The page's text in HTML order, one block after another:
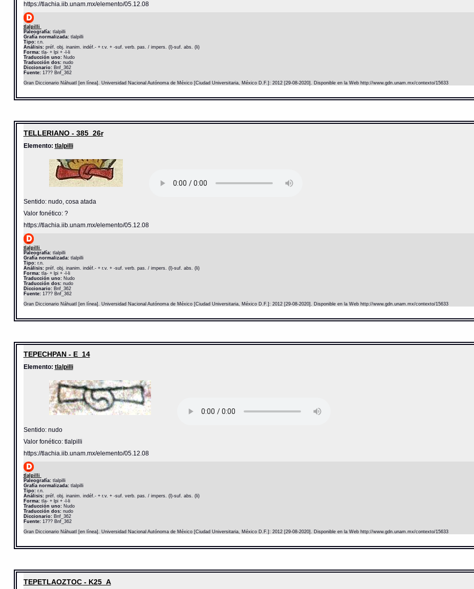
https://tlachia.iib.unam.mx/elemento/05.12.08
tlalpilli
Paleografía:tlalpilli
Grafía normalizada:tlalpilli
Tipo:r.n.
Análisis:préf. obj. inanim. indéf.- + r.v. + -suf. verb. pas. / impers. (l)-suf. abs. (li)
Forma:tla- + lpi + -l-li
Traducción uno:Nudo
Traducción dos:nudo
Diccionario: Bnf_362
Fuente:17?? Bnf_362
Gran Diccionario Náhuatl [en línea]. Universidad Nacional Autónoma de México [Ciudad Universitaria, México D.F.]: 2012 [29-08-2020]. Disponible en la Web http://www.gdn.unam.mx/contexto/15633
TELLERIANO - 385_26r
Elemento: tlalpilli
Sentido: nudo, cosa atada
Valor fonético: ?
https://tlachia.iib.unam.mx/elemento/05.12.08
tlalpilli
Paleografía:tlalpilli
Grafía normalizada:tlalpilli
Tipo:r.n.
Análisis:préf. obj. inanim. indéf.- + r.v. + -suf. verb. pas. / impers. (l)-suf. abs. (li)
Forma:tla- + lpi + -l-li
Traducción uno:Nudo
Traducción dos:nudo
Diccionario: Bnf_362
Fuente:17?? Bnf_362
Gran Diccionario Náhuatl [en línea]. Universidad Nacional Autónoma de México [Ciudad Universitaria, México D.F.]: 2012 [29-08-2020]. Disponible en la Web http://www.gdn.unam.mx/contexto/15633
TEPECHPAN - E_14
Elemento: tlalpilli
Sentido: nudo
Valor fonético: tlalpilli
https://tlachia.iib.unam.mx/elemento/05.12.08
tlalpilli
Paleografía:tlalpilli
Grafía normalizada:tlalpilli
Tipo:r.n.
Análisis:préf. obj. inanim. indéf.- + r.v. + -suf. verb. pas. / impers. (l)-suf. abs. (li)
Forma:tla- + lpi + -l-li
Traducción uno:Nudo
Traducción dos:nudo
Diccionario: Bnf_362
Fuente:17?? Bnf_362
Gran Diccionario Náhuatl [en línea]. Universidad Nacional Autónoma de México [Ciudad Universitaria, México D.F.]: 2012 [29-08-2020]. Disponible en la Web http://www.gdn.unam.mx/contexto/15633
TEPETLAOZTOC - K25_A